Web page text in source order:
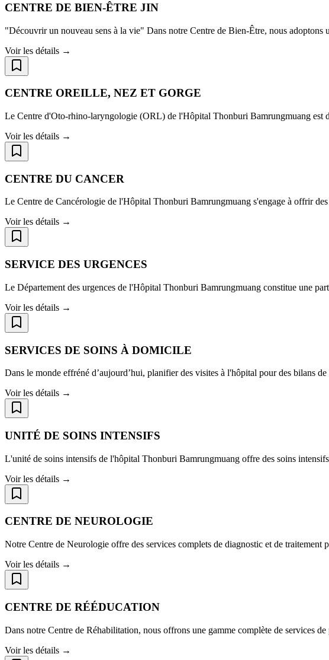
CENTRE DE BIEN-ÊTRE JIN
"Découvrir un nouveau sens à la vie" Dans notre Centre de Bien-Être, nous adoptons
Voir les détails →
CENTRE OREILLE, NEZ ET GORGE
Le Centre d'Oto-rhino-laryngologie (ORL) de l'Hôpital Thonburi Bamrungmuang est
Voir les détails →
CENTRE DU CANCER
Le Centre de Cancérologie de l'Hôpital Thonburi Bamrungmuang s'engage à offrir
Voir les détails →
SERVICE DES URGENCES
Le Département des urgences de l'Hôpital Thonburi Bamrungmuang constitue une
Voir les détails →
SERVICES DE SOINS À DOMICILE
Dans le monde effréné d’aujourd’hui, planifier des visites à l'hôpital pour des bilans
Voir les détails →
UNITÉ DE SOINS INTENSIFS
L'unité de soins intensifs de l'hôpital Thonburi Bamrungmuang offre des soins
Voir les détails →
CENTRE DE NEUROLOGIE
Notre Centre de Neurologie offre des services complets de diagnostic et de
Voir les détails →
CENTRE DE RÉÉDUCATION
Dans notre Centre de Réhabilitation, nous offrons une gamme complète de services
Voir les détails →